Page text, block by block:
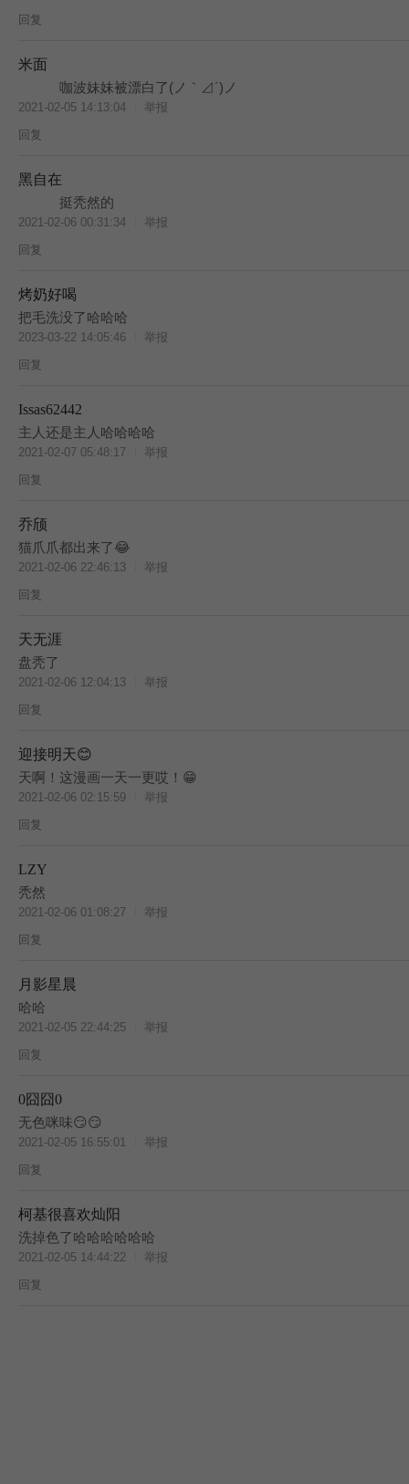
BES
回复
米面
BES
咖波妹妹被漂白了(ノ｀⊿´)ノ
2021-02-05 14:13:04
举报
回复
黑自在
BES
挺秃然的
2021-02-06 00:31:34
举报
回复
烤奶好喝
把毛洗没了哈哈哈
2023-03-22 14:05:46
举报
回复
Issas62442
主人还是主人哈哈哈哈
2021-02-07 05:48:17
举报
回复
乔颀
猫爪爪都出来了😂
2021-02-06 22:46:13
举报
回复
天无涯
盘秃了
2021-02-06 12:04:13
举报
回复
迎接明天😊
天啊！这漫画一天一更哎！😁
2021-02-06 02:15:59
举报
回复
LZY
秃然
2021-02-06 01:08:27
举报
回复
月影星晨
哈哈
2021-02-05 22:44:25
举报
回复
0囧囧0
无色咪味😏😏
2021-02-05 16:55:01
举报
回复
柯基很喜欢灿阳
洗掉色了哈哈哈哈哈哈
2021-02-05 14:44:22
举报
回复